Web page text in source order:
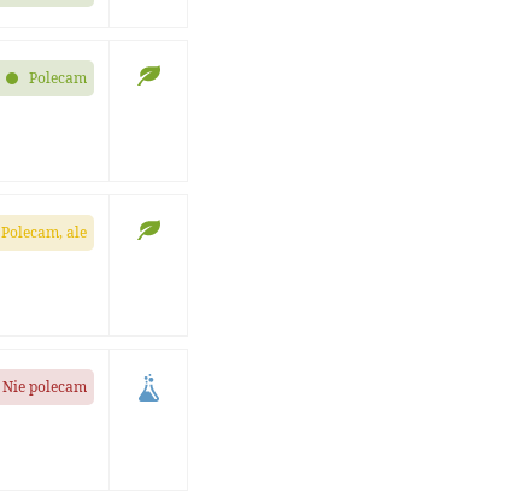
Polecam
Polecam, ale
Nie polecam